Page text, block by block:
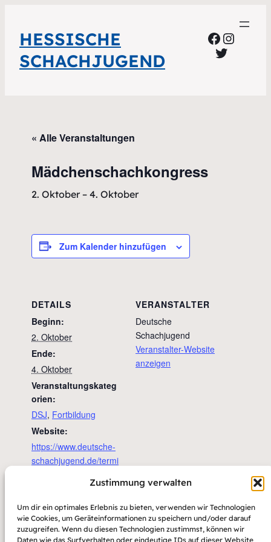
Zustimmung verwalten
Um dir ein optimales Erlebnis zu bieten, verwenden wir Technologien
wie Cookies, um Geräteinformationen zu speichern und/oder darauf
zuzugreifen. Wenn du diesen Technologien zustimmst, können wir
Daten wie das Surfverhalten oder eindeutige IDs auf dieser Website
HESSISCHE
SCHACHJUGEND
Twitter
« Alle Veranstaltungen
Mädchenschachkongress
2. Oktober – 4. Oktober
Zum Kalender hinzufügen
DETAILS
Beginn:
2. Oktober
Ende:
4. Oktober
Veranstaltungskateg
orien:
DSJ, Fortbildung
Website:
https://www.deutsche-
schachjugend.de/termi
Jugendgästehaus Dresden
Maternistraße 22
VERANSTALTER
Deutsche
Schachjugend
Veranstalter-Website
anzeigen